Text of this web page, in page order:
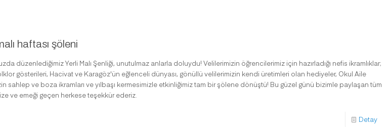
haftası şöleni
düzenlediğimiz Yerli Malı Şenliği, unutulmaz anlarla doluydu! Velilerimizin öğrencilerimiz için hazırladığı nefis ikramlıklar;
gösterileri, Hacivat ve Karagöz'ün eğlenceli dünyası, gönüllü velilerimizin kendi üretimleri olan hediyeler, Okul Aile
sahlep ve boza ikramları ve yılbaşı kermesimizle etkinliğimiz tam bir şölene dönüştü! Bu güzel günü bizimle paylaşan tüm
ve emeği geçen herkese teşekkür ederiz.
Detay